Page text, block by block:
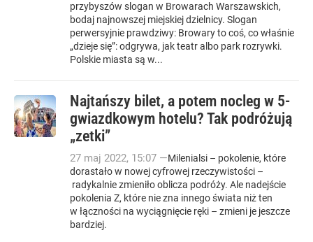
przybyszów slogan w Browarach Warszawskich,
bodaj najnowszej miejskiej dzielnicy. Slogan
perwersyjnie prawdziwy: Browary to coś, co właśnie
„dzieje się”: odgrywa, jak teatr albo park rozrywki.
Polskie miasta są w...
Najtańszy bilet, a potem nocleg w 5-
gwiazdkowym hotelu? Tak podróżują
„zetki”
27 maj 2022, 15:07 —Milenialsi – pokolenie, które
dorastało w nowej cyfrowej rzeczywistości –
radykalnie zmieniło oblicza podróży. Ale nadejście
pokolenia Z, które nie zna innego świata niż ten
w łączności na wyciągnięcie ręki – zmieni je jeszcze
bardziej.